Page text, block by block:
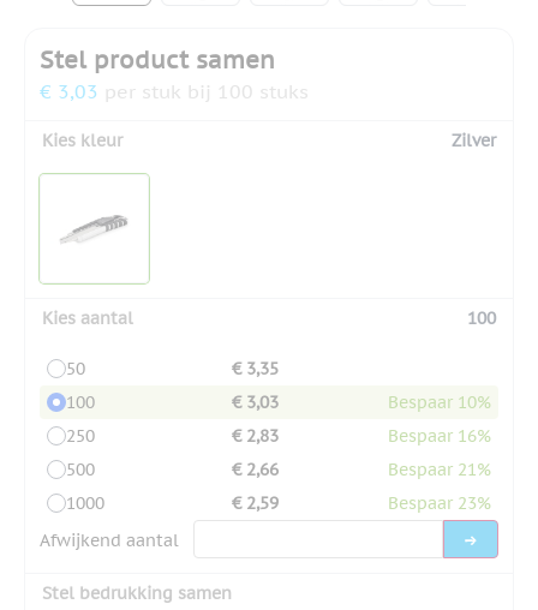
Stel product samen
€ 3,03 per stuk bij 100 stuks
Kies kleur Zilver
Kies aantal 100
50
€ 3,35
100
€ 3,03
Bespaar 10%
250
€ 2,83
Bespaar 16%
500
€ 2,66
Bespaar 21%
1000
€ 2,59
Bespaar 23%
Afwijkend aantal
Stel bedrukking samen